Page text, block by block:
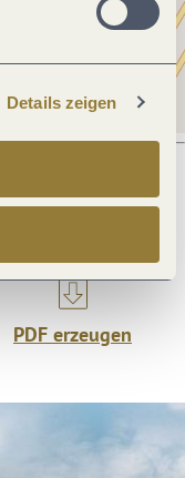
Details zeigen
PDF erzeugen